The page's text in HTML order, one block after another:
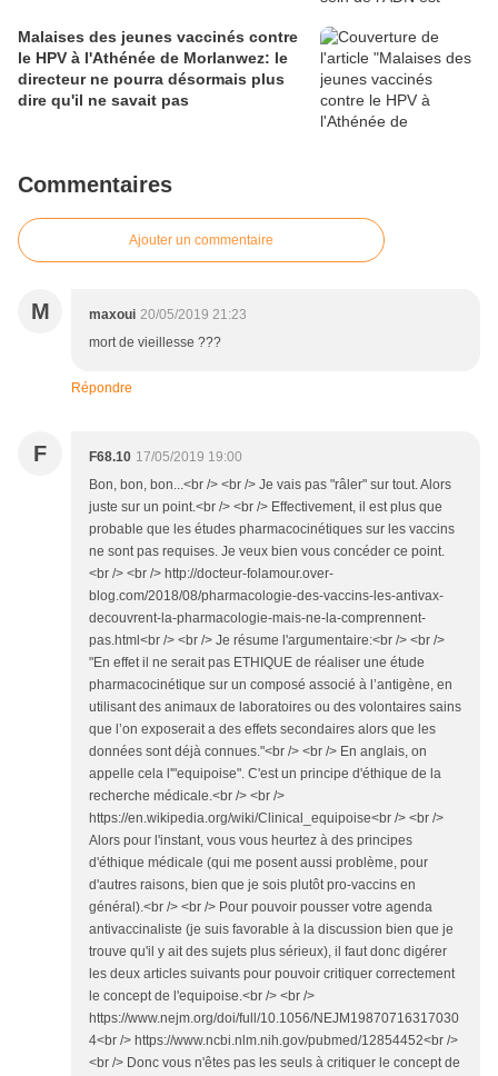
Malaises des jeunes vaccinés contre
le HPV à l'Athénée de Morlanwez: le
directeur ne pourra désormais plus
dire qu'il ne savait pas
Commentaires
Ajouter un commentaire
M maxoui 20/05/2019 21:23
mort de vieillesse ???
Répondre
F F68.10 17/05/2019 19:00
Bon, bon, bon...<br /> <br /> Je vais pas "râler" sur tout. Alors
juste sur un point.<br /> <br /> Effectivement, il est plus que
probable que les études pharmacocinétiques sur les vaccins
ne sont pas requises. Je veux bien vous concéder ce point.
<br /> <br /> http://docteur-folamour.over-
blog.com/2018/08/pharmacologie-des-vaccins-les-antivax-
decouvrent-la-pharmacologie-mais-ne-la-comprennent-
pas.html<br /> <br /> Je résume l'argumentaire:<br /> <br />
"En effet il ne serait pas ETHIQUE de réaliser une étude
pharmacocinétique sur un composé associé à l’antigène, en
utilisant des animaux de laboratoires ou des volontaires sains
que l’on exposerait a des effets secondaires alors que les
données sont déjà connues."<br /> <br /> En anglais, on
appelle cela l'"equipoise". C'est un principe d'éthique de la
recherche médicale.<br /> <br />
https://en.wikipedia.org/wiki/Clinical_equipoise<br /> <br />
Alors pour l'instant, vous vous heurtez à des principes
d'éthique médicale (qui me posent aussi problème, pour
d'autres raisons, bien que je sois plutôt pro-vaccins en
général).<br /> <br /> Pour pouvoir pousser votre agenda
antivaccinaliste (je suis favorable à la discussion bien que je
trouve qu'il y ait des sujets plus sérieux), il faut donc digérer
les deux articles suivants pour pouvoir critiquer correctement
le concept de l'equipoise.<br /> <br />
https://www.nejm.org/doi/full/10.1056/NEJM19870716317030
4<br /> https://www.ncbi.nlm.nih.gov/pubmed/12854452<br />
<br /> Donc vous n'êtes pas les seuls à critiquer le concept de